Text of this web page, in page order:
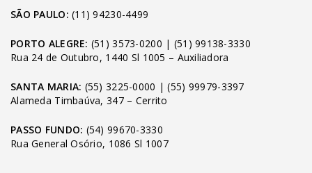
SÃO PAULO:(11) 94230-4499
PORTO ALEGRE: (51) 3573-0200 | (51) 99138-3330
Rua 24 de Outubro, 1440 Sl 1005 – Auxiliadora
SANTA MARIA: (55) 3225-0000 |(55) 99979-3397
Alameda Timbaúva, 347 – Cerrito
PASSO FUNDO: (54) 99670-3330
Rua General Osório, 1086 Sl 1007